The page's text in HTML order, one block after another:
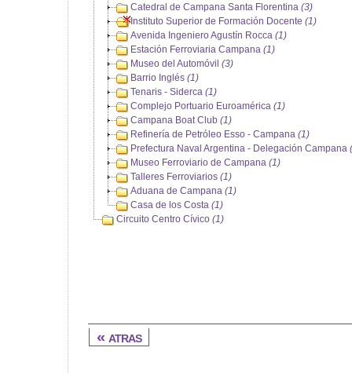
Catedral de Campana Santa Florentina (3)
Instituto Superior de Formación Docente (1)
Avenida Ingeniero Agustín Rocca (1)
Estación Ferroviaria Campana (1)
Museo del Automóvil (3)
Barrio Inglés (1)
Tenaris - Siderca (1)
Complejo Portuario Euroamérica (1)
Campana Boat Club (1)
Refinería de Petróleo Esso - Campana (1)
Prefectura Naval Argentina - Delegación Campana
Museo Ferroviario de Campana (1)
Talleres Ferroviarios (1)
Aduana de Campana (1)
Casa de los Costa (1)
Circuito Centro Cívico (1)
« atras